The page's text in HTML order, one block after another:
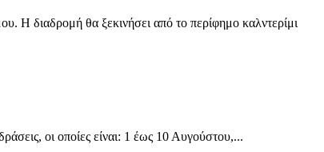
Η διαδρομή θα ξεκινήσει από το περίφημο καλντερίμι
οι οποίες είναι: 1 έως 10 Αυγούστου,...